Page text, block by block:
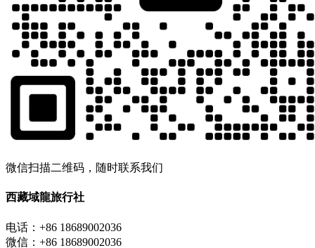
微信扫描二维码，随时联系我们
西藏域龍旅行社
电话：+86 18689002036
微信：+86 18689002036